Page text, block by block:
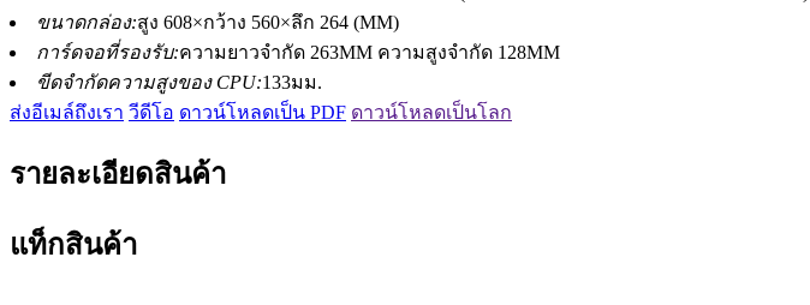
ขนาดกล่อง:สูง 608×กว้าง 560×ลึก 264 (MM)
การ์ดจอที่รองรับ:ความยาวจำกัด 263MM ความสูงจำกัด 128MM
ขีดจำกัดความสูงของ CPU:133มม.
ส่งอีเมล์ถึงเรา วีดีโอ ดาวน์โหลดเป็น PDF ดาวน์โหลดเป็นโลก
รายละเอียดสินค้า
แท็กสินค้า